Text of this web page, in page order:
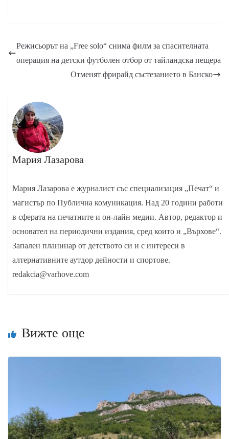
Режисьорът на „Free solo“ снима филм за спасителната
операция на детски футболен отбор от тайландска пещера
Отменят фрирайд състезанието в Банско
Мария Лазарова
Мария Лазарова е журналист със специализация „Печат“ и
магистър по Публична комуникация. Над 20 години работи
в сферата на печатните и он-лайн медии. Автор, редактор и
основател на периодични издания, сред които и „Върхове“.
Запален планинар от детството си и с интереси в
алтернативните аутдор дейности и спортове.
redakcia@varhove.com
Вижте още